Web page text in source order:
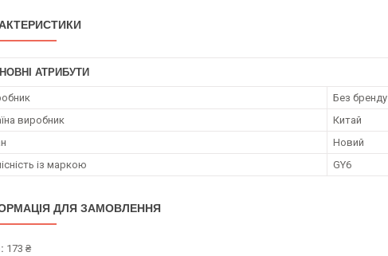
АТРИБУТИ
Без бренду
виробник
Китай
Новий
із маркою
GY6
ДЛЯ ЗАМОВЛЕННЯ
173 ₴